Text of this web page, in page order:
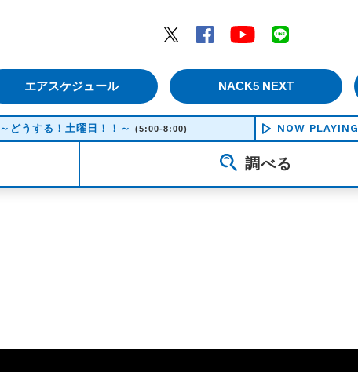
Twitter
Facebook YouTube
エアスケジュール NACK5 NEXT
うする！土曜日！！～ (5:00-8:00) NOW PLAYING
調べる